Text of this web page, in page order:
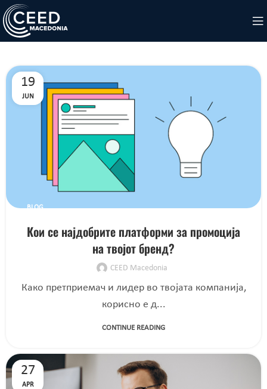
19
JUN
BLOG
Кои се најдобрите платформи за промоција
на твојот бренд?
CEED Macedonia
Како претприемач и лидер во твојата компанија,
корисно е д...
CONTINUE READING
27
APR